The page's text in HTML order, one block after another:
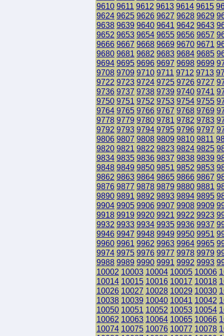
9610 9611 9612 9613 9614 9615
9624 9625 9626 9627 9628 9629
9638 9639 9640 9641 9642 9643
9652 9653 9654 9655 9656 9657
9666 9667 9668 9669 9670 9671
9680 9681 9682 9683 9684 9685
9694 9695 9696 9697 9698 9699
9708 9709 9710 9711 9712 9713
9722 9723 9724 9725 9726 9727
9736 9737 9738 9739 9740 9741
9750 9751 9752 9753 9754 9755
9764 9765 9766 9767 9768 9769
9778 9779 9780 9781 9782 9783
9792 9793 9794 9795 9796 9797
9806 9807 9808 9809 9810 9811
9820 9821 9822 9823 9824 9825
9834 9835 9836 9837 9838 9839
9848 9849 9850 9851 9852 9853
9862 9863 9864 9865 9866 9867
9876 9877 9878 9879 9880 9881
9890 9891 9892 9893 9894 9895
9904 9905 9906 9907 9908 9909
9918 9919 9920 9921 9922 9923
9932 9933 9934 9935 9936 9937
9946 9947 9948 9949 9950 9951
9960 9961 9962 9963 9964 9965
9974 9975 9976 9977 9978 9979
9988 9989 9990 9991 9992 9993
10002 10003 10004 10005 10006
10014 10015 10016 10017 10018
10026 10027 10028 10029 10030
10038 10039 10040 10041 10042
10050 10051 10052 10053 10054
10062 10063 10064 10065 10066
10074 10075 10076 10077 10078